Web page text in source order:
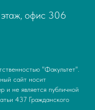
офис 306
"Факультет".
сайт носит
и не является публичной
437 Гражданского